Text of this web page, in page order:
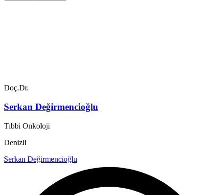
Doç.Dr.
Serkan Değirmencioğlu
Tıbbi Onkoloji
Denizli
Serkan Değirmencioğlu